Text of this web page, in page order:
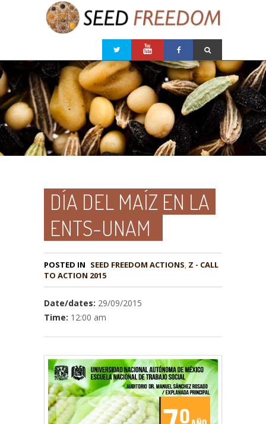
DÍA DEL MAÍZ EN LA
ENTS-UNAM
POSTED IN , Z - CALL
TO ACTION 2015
Date/dates: 29/09/2015
Time: 12:00 am